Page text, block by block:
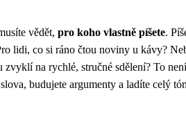
vědět, pro koho vlastně píšete.
lidi, co si ráno čtou noviny u kávy?
zvyklí na rychlé, stručné sdělení? To není
budujete argumenty a ladíte celý